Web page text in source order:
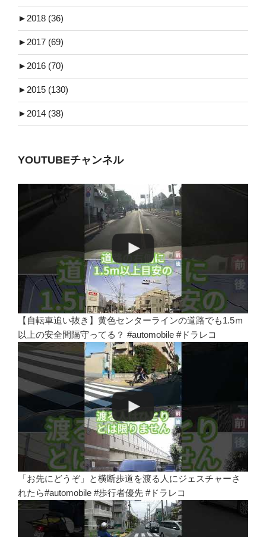
► 2018 (36)
► 2017 (69)
► 2016 (70)
► 2015 (130)
► 2014 (38)
YOUTUBEチャンネル
【自転車追い抜き】黄色センターラインの道路でも1.5ｍ
以上の安全間隔守ってる？ #automobile #ドラレコ
「お先にどうぞ」と横断歩道を渡る人にジェスチャーさ
れたら#automobile #歩行者優先 #ドラレコ